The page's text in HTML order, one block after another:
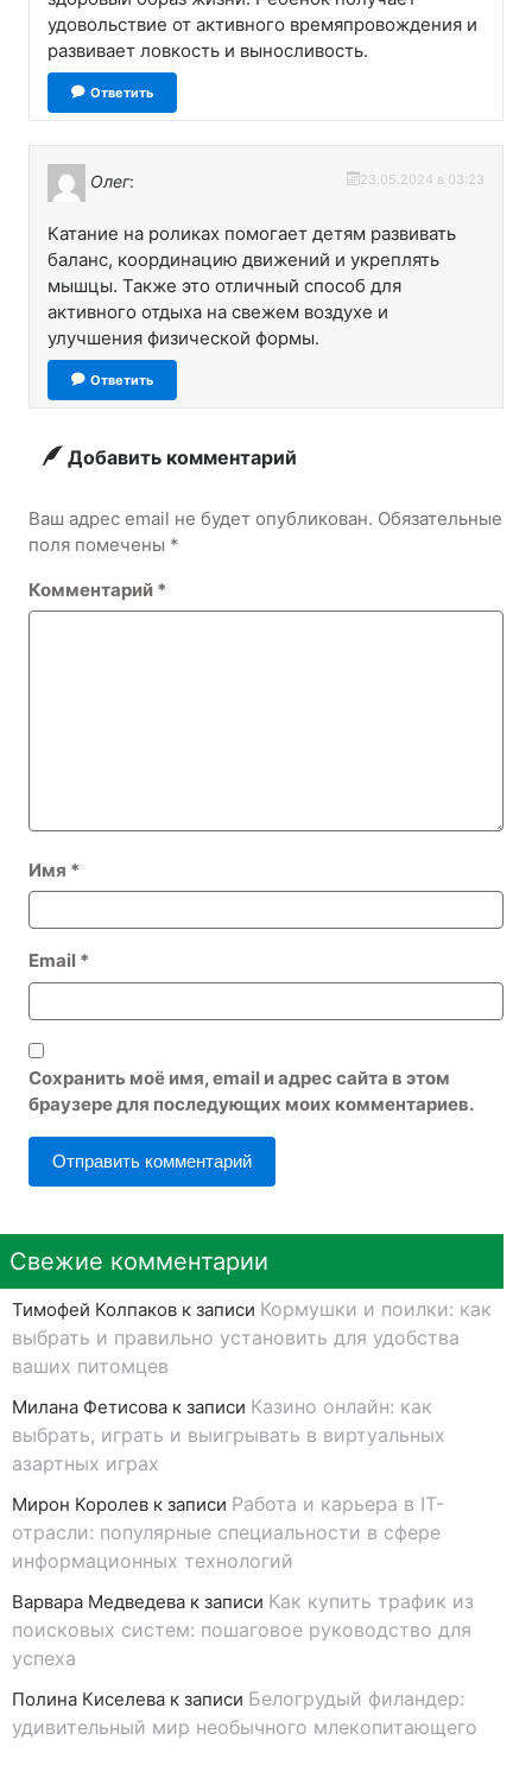
удовольствие от активного времяпровождения и
развивает ловкость и выносливость.
Ответить
Олег: 23.05.2024 в 03:23
Катание на роликах помогает детям развивать
баланс, координацию движений и укреплять
мышцы. Также это отличный способ для
активного отдыха на свежем воздухе и
улучшения физической формы.
Ответить
Добавить комментарий
Ваш адрес email не будет опубликован. Обязательные
поля помечены *
Комментарий *
Имя *
Email *
Сохранить моё имя, email и адрес сайта в этом
браузере для последующих моих комментариев.
Свежие комментарии
Тимофей Колпаков к записи Кормушки и поилки: как
выбрать и правильно установить для удобства
ваших питомцев
Милана Фетисова к записи Казино онлайн: как
выбрать, играть и выигрывать в виртуальных
азартных играх
Мирон Королев к записи Работа и карьера в IT-
отрасли: популярные специальности в сфере
информационных технологий
Варвара Медведева к записи Как купить трафик из
поисковых систем: пошаговое руководство для
успеха
Полина Киселева к записи Белогрудый филандер:
удивительный мир необычного млекопитающего